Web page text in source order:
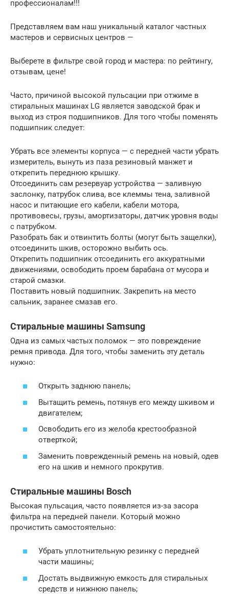
профессионалам!!!
Представляем вам наш уникальный каталог частных
мастеров и сервисных центров —
Выберете в фильтре свой город и мастера: по рейтингу,
отзывам, цене!
Часто, причиной высокой пульсации при отжиме в
стиральных машинах LG является заводской брак и
выход из строя подшипников. Для того чтобы поменять
подшипник следует:
Убрать все элементы корпуса — с передней части убрать
измеритель, вынуть из паза резиновый манжет и
открепить переднюю крышку.
Отсоединить сам резервуар устройства — заливную
заслонку, патрубок слива, все клеммы тена, заливной
насос и питающие его кабели, кабели мотора,
противовесы, грузы, амортизаторы, датчик уровня воды
с патрубком.
Разобрать бак и отвинтить болты (могут быть защелки),
отсоединить шкив, осторожно выбить ось.
Открепить подшипник отсоединить его аккуратными
движениями, освободить проем барабана от мусора и
старой смазки.
Поставить новый подшипник. Закрепить на место
сальник, заранее смазав его.
Стиральные машины Samsung
Одна из самых частых поломок — это повреждение
ремня привода. Для того, чтобы заменить эту деталь
нужно:
Открыть заднюю панель;
Вытащить ремень, потянув его между шкивом и
двигателем;
Освободить его из желоба крестообразной
отверткой;
Заменить поврежденный ремень на новый, одев
его на шкив и немного прокрутив.
Стиральные машины Bosch
Высокая пульсация, часто появляется из-за засора
фильтра на передней панели. Который можно
прочистить самостоятельно:
Убрать уплотнительную резинку с передней
части машины;
Достать выдвижную емкость для стиральных
средств и нижнюю панель;